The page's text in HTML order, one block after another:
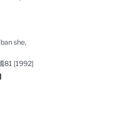
she,
81 [1992]